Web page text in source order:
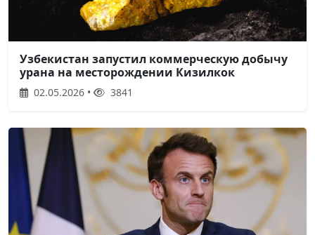
Узбекистан запустил коммерческую добычу
урана на месторождении Кизилкок
02.05.2026 • 3841